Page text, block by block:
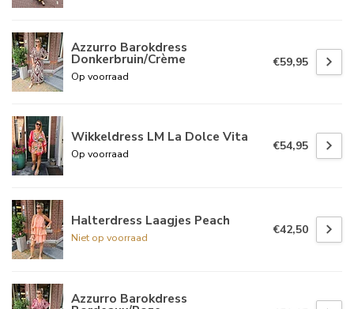
Azzurro Barokdress
Donkerbruin/Crème
Op voorraad
€59,95
Wikkeldress LM La Dolce Vita
Op voorraad
€54,95
Halterdress Laagjes Peach
Niet op voorraad
€42,50
Azzurro Barokdress